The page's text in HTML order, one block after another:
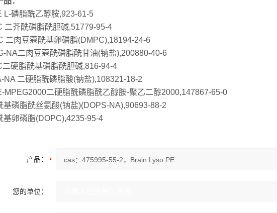
L-磷脂酰乙醇胺,923-61-5
二芥酰磷脂酰胆碱,51779-95-4
二肉豆蔻酰基卵磷脂(DMPC),18194-24-6
NA二肉豆蔻酰磷脂酰甘油(钠盐),200880-40-6
二硬脂酰基磷脂酰胆碱,816-94-4
NA 二硬脂酰磷脂酸(钠盐),108321-18-2
MPEG2000二硬脂酰磷脂酰乙醇胺-聚乙二醇2000,147867-65-0
基磷脂酰丝氨酸(钠盐)(DOPS-NA),90693-88-2
基卵磷脂(DOPC),4235-95-4
产品：
您的单位：